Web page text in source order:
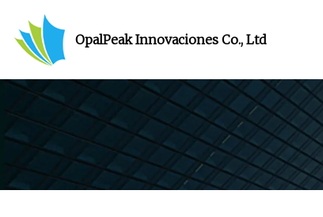
OpalPeak Innovaciones Co., Ltd